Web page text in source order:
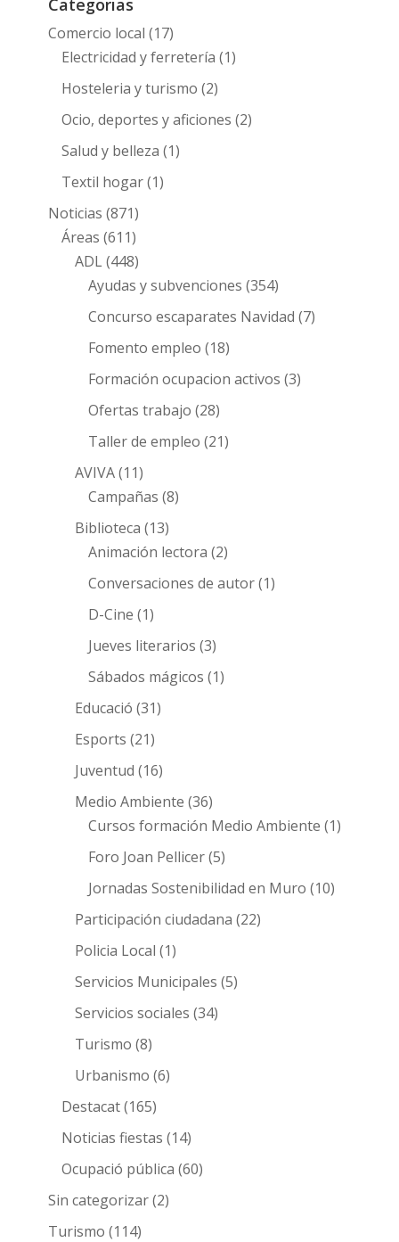
Categorias
Comercio local (17)
Electricidad y ferretería (1)
Hosteleria y turismo (2)
Ocio, deportes y aficiones (2)
Salud y belleza (1)
Textil hogar(1)
Noticias (871)
Áreas (611)
ADL(448)
Ayudas y subvenciones (354)
Concurso escaparates Navidad (7)
Fomento empleo (18)
Formación ocupacion activos (3)
Ofertas trabajo (28)
Taller de empleo (21)
AVIVA(11)
Campañas (8)
Biblioteca (13)
Animación lectora (2)
Conversaciones de autor(1)
D-Cine (1)
Jueves literarios (3)
Sábados mágicos (1)
Educació (31)
Esports (21)
Juventud (16)
Medio Ambiente (36)
Cursos formación Medio Ambiente (1)
Foro Joan Pellicer(5)
Jornadas Sostenibilidad en Muro (10)
Participación ciudadana (22)
Policia Local (1)
Servicios Municipales (5)
Servicios sociales (34)
Turismo (8)
Urbanismo (6)
Destacat(165)
Noticias fiestas (14)
Ocupació pública (60)
Sin categorizar(2)
Turismo (114)